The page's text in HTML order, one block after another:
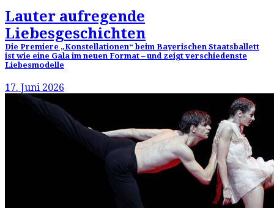
Lauter aufregende
Liebesgeschichten
Die Premiere „Konstellationen“ beim Bayerischen Staatsballett
ist wie eine Gala im neuen Format – und zeigt verschiedenste
Liebesmodelle
17. Juni 2026